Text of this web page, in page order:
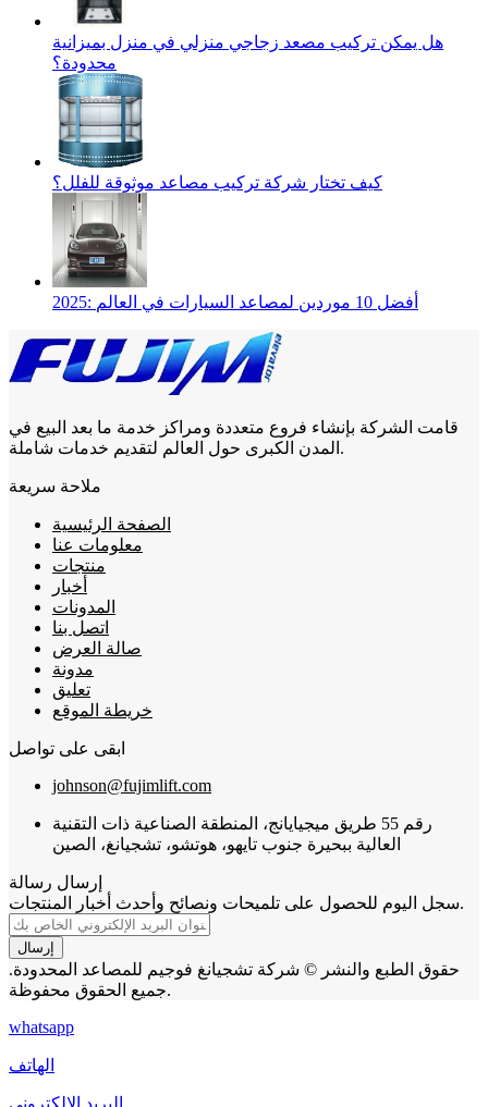
هل يمكن تركيب مصعد زجاجي منزلي في منزل بميزانية
محدودة؟
كيف تختار شركة تركيب مصاعد موثوقة للفلل؟
2025: أفضل 10 موردين لمصاعد السيارات في العالم
قامت الشركة بإنشاء فروع متعددة ومراكز خدمة ما بعد البيع في
المدن الكبرى حول العالم لتقديم خدمات شاملة.
ملاحة سريعة
الصفحة الرئيسية
معلومات عنا
منتجات
أخبار
المدونات
اتصل بنا
صالة العرض
مدونة
تعليق
خريطة الموقع
ابقى على تواصل
johnson@fujimlift.com
رقم 55 طريق ميجيايانج، المنطقة الصناعية ذات التقنية
العالية ببحيرة جنوب تايهو، هوتشو، تشجيانغ، الصين
إرسال رسالة
سجل اليوم للحصول على تلميحات ونصائح وأحدث أخبار المنتجات.
إرسال
حقوق الطبع والنشر © شركة تشجيانغ فوجيم للمصاعد المحدودة.
جميع الحقوق محفوظة.
whatsapp
الهاتف
البريد الإلكتروني